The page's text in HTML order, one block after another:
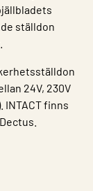
ställdon
24V, 230V
INTACT finns